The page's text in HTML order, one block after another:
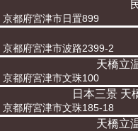
京都府宮津市日置899
京都府宮津市波路2399-2
天橋立
京都府宮津市文珠100
日本三景 天
京都府宮津市文珠185-18
天橋立